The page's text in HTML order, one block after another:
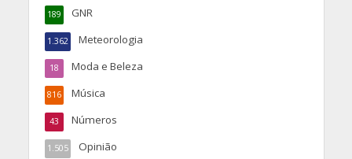
GNR
189
Meteorologia
1.362
Moda e Beleza
18
Música
816
Números
43
Opinião
1.505